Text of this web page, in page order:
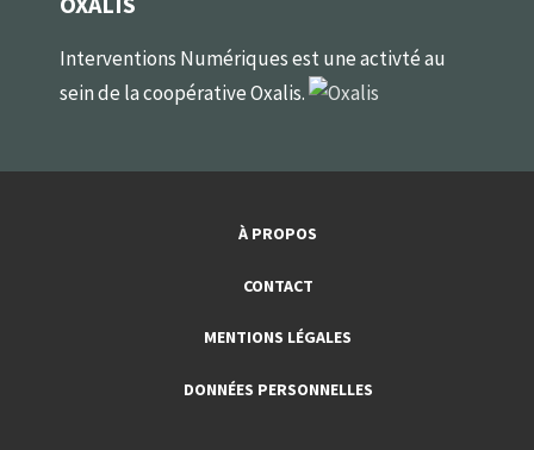
Interventions Numériques est une activté au
sein de la coopérative Oxalis.
À PROPOS
CONTACT
MENTIONS LÉGALES
DONNÉES PERSONNELLES